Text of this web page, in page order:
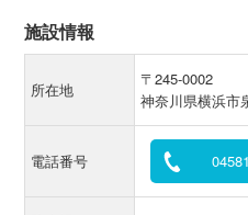
施設情報
所在地
〒245-0002
神奈川県横浜市
電話番号